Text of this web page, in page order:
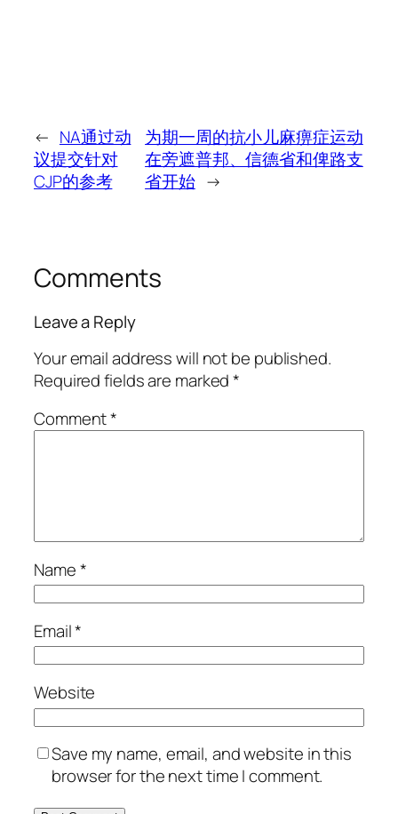
← NA通过动
议提交针对
CJP的参考
为期一周的抗小儿麻痹症运动
在旁遮普邦、信德省和俾路支
省开始 →
Comments
Leave a Reply
Your email address will not be published.
Required fields are marked*
Comment*
Name*
Email*
Website
Save my name, email, and website in this
browser for the next time I comment.